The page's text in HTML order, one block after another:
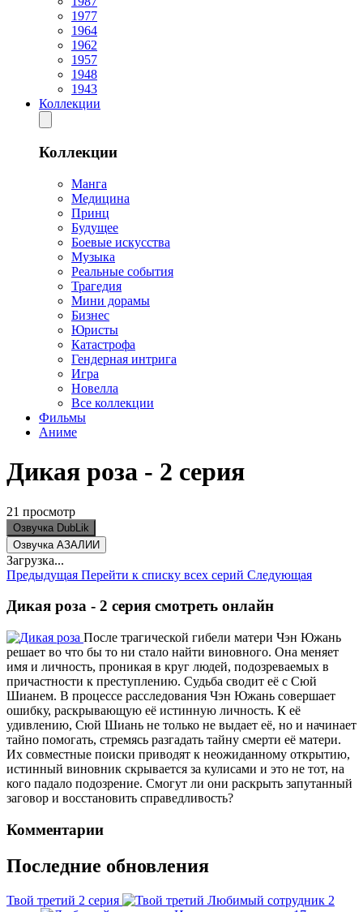
1977
1964
1962
1957
1948
1943
Коллекции
Коллекции
Манга
Медицина
Принц
Будущее
Боевые искусства
Музыка
Реальные события
Трагедия
Мини дорамы
Бизнес
Юристы
Катастрофа
Гендерная интрига
Игра
Новелла
Все коллекции
Фильмы
Аниме
Дикая роза - 2 серия
21 просмотр
Озвучка DubLik
Озвучка АЗАЛИИ
Загрузка...
Предыдущая Перейти к списку всех серий Следующая
Дикая роза - 2 серия смотреть онлайн
После трагической гибели матери Чэн Южань
решает во что бы то ни стало найти виновного. Она меняет
имя и личность, проникая в круг людей, подозреваемых в
причастности к преступлению. Судьба сводит её с Сюй
Шианем. В процессе расследования Чэн Южань совершает
ошибку, раскрывающую её истинную личность. К её
удивлению, Сюй Шиань не только не выдает её, но и начинает
тайно помогать, стремясь разгадать тайну смерти её матери.
Их совместные поиски приводят к неожиданному открытию,
истинный виновник скрывается за кулисами и это не тот, на
кого падало подозрение. Смогут ли они раскрыть запутанный
заговор и восстановить справедливость?
Комментарии
Последние обновления
Твой третий 2 серия Любимый сотрудник 2